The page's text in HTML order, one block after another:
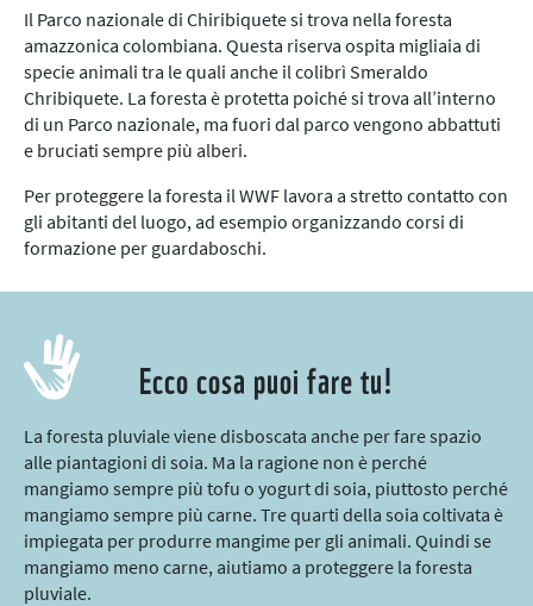
Il Parco nazionale di Chiribiquete si trova nella foresta
amazzonica colombiana. Questa riserva ospita migliaia di
specie animali tra le quali anche il colibrì Smeraldo
Chribiquete. La foresta è protetta poiché si trova all’interno
di un Parco nazionale, ma fuori dal parco vengono abbattuti
e bruciati sempre più alberi.
Per proteggere la foresta il WWF lavora a stretto contatto con
gli abitanti del luogo, ad esempio organizzando corsi di
formazione per guardaboschi.
Ecco cosa puoi fare tu!
La foresta pluviale viene disboscata anche per fare spazio
alle piantagioni di soia. Ma la ragione non è perché
mangiamo sempre più tofu o yogurt di soia, piuttosto perché
mangiamo sempre più carne. Tre quarti della soia coltivata è
impiegata per produrre mangime per gli animali. Quindi se
mangiamo meno carne, aiutiamo a proteggere la foresta
pluviale.